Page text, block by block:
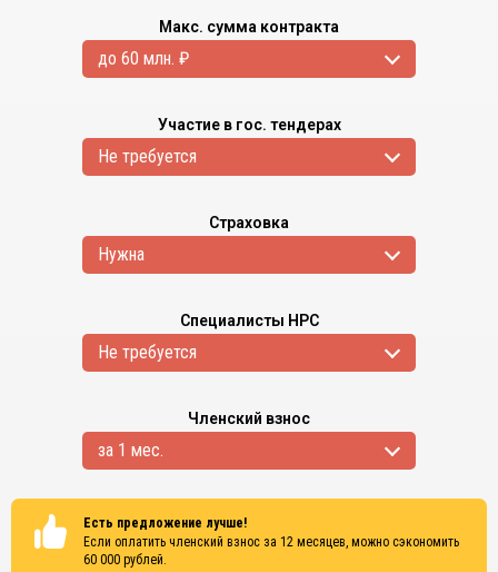
Макс. сумма контракта
до 60 млн. ₽
Участие в гос. тендерах
Не требуется
Страховка
Нужна
Специалисты НРС
Не требуется
Членский взнос
за 1 мес.
Есть предложение лучше!
Если оплатить членский взнос за 12 месяцев, можно сэкономить
60 000 рублей.